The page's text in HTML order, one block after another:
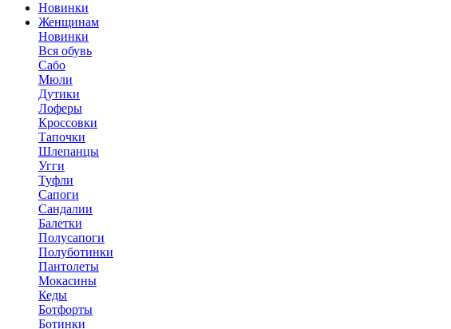
Новинки
Женщинам
Новинки
Вся обувь
Сабо
Мюли
Дутики
Лоферы
Кроссовки
Тапочки
Шлепанцы
Угги
Туфли
Сапоги
Сандалии
Балетки
Полусапоги
Полуботинки
Пантолеты
Мокасины
Кеды
Ботфорты
Ботинки